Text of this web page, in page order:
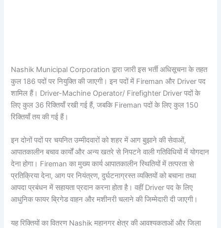
Nashik Municipal Corporation द्वारा जारी इस भर्ती अधिसूचना के तहत
कुल 186 पदों पर नियुक्ति की जाएगी। इन पदों में Fireman और Driver पद
शामिल हैं। Driver-Machine Operator/ Firefighter Driver पदों के
लिए कुल 36 रिक्तियाँ रखी गई हैं, जबकि Fireman पदों के लिए कुल 150
रिक्तियाँ तय की गई हैं।
इन दोनों पदों पर चयनित उम्मीदवारों को शहर में आग बुझाने की सेवाओं,
आपातकालीन बचाव कार्यों और अन्य खतरे से निपटने वाली गतिविधियों में योगदान
देना होगा। Fireman का मुख्य कार्य आपातकालीन स्थितियों में तत्परता से
प्रतिक्रिया देना, आग पर नियंत्रण, दुर्घटनाग्रस्त व्यक्तियों को बचाना तथा
आपदा प्रबंधन में सहायता प्रदान करना होता है। वहीं Driver पद के लिए
आधुनिक फायर ब्रिगेड वाहन और मशीनरी चलाने की जिम्मेदारी दी जाएगी।
यह रिक्तियों का वितरण Nashik महानगर क्षेत्र की आवश्यकताओं और जिला